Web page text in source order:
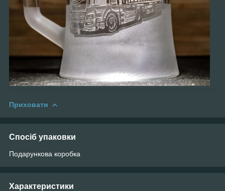
Приховати
Спосіб упаковки
Подарункова коробка
Характеристики